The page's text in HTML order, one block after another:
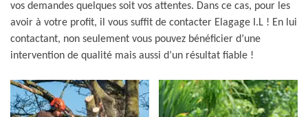
vos demandes quelques soit vos attentes. Dans ce cas, pour les
avoir à votre profit, il vous suffit de contacter Elagage I.L ! En lui
contactant, non seulement vous pouvez bénéficier d’une
intervention de qualité mais aussi d’un résultat fiable !